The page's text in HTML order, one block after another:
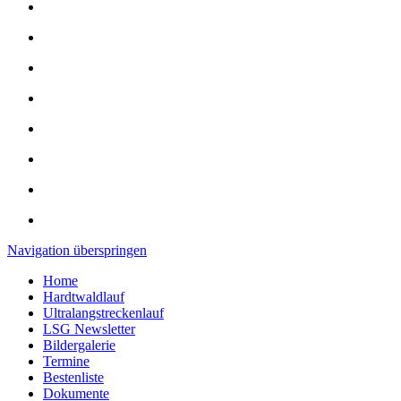
Navigation überspringen
Home
Hardtwaldlauf
Ultralangstreckenlauf
LSG Newsletter
Bildergalerie
Termine
Bestenliste
Dokumente